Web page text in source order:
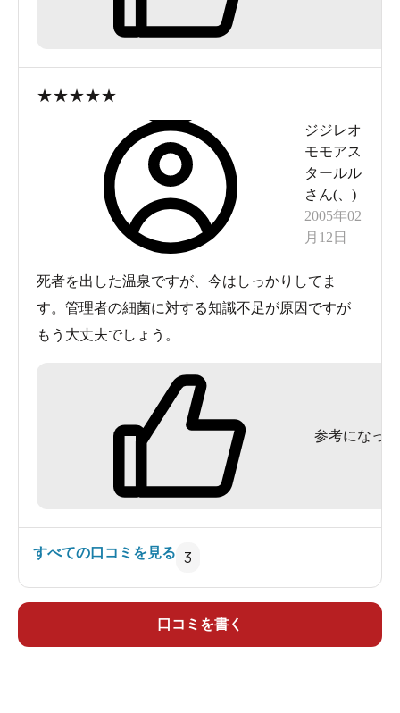
大平洋を一望出来るので嬉しいー！
海もわりとすぐ側なので潮の香りもします。
ちょうど夕暮れ時で、眺めも良かったです。
お湯自体に特徴はありませんでしたが
ぬるめのお湯でのんびり
ツーリングの疲れを癒してくれました。
★★★★★
ジジレオ
モモアス
タールル
さん(
)
2005年02
月12日
死者を出した温泉ですが、今はしっかりしてま
す。管理者の細菌に対する知識不足が原因ですが
もう大丈夫でしょう。
参考になった
すべての口コミを見る 3
口コミを書く